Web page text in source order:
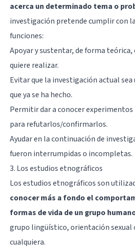
acerca un determinado tema o
investigación pretende cumplir con
funciones:
Apoyar y sustentar, de forma teórica,
quiere realizar.
Evitar que la investigación actual sea
que ya se ha hecho.
Permitir dar a conocer
para refutarlos/confirmarlos.
Ayudar en la continuación de
fueron interrumpidas o incompletas.
3. Los estudios etnográficos
Los estudios etnográficos son
conocer más a fondo el
formas de vida de un grupo
grupo lingüístico, orientación sexual
cualquiera.